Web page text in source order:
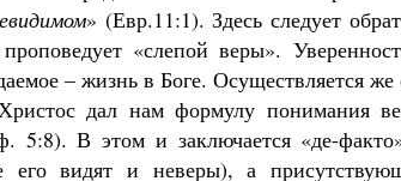
» (Евр.11:1). Здесь следует
«слепой веры».
– жизнь в Боге. Осуществляется же
дал нам формулу понимания
5:8). В этом и заключается «де-
его видят и неверы), а